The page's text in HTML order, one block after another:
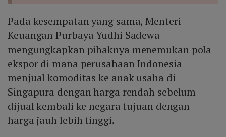
Pada kesempatan yang sama, Menteri
Keuangan Purbaya Yudhi Sadewa
mengungkapkan pihaknya menemukan pola
ekspor di mana perusahaan Indonesia
menjual komoditas ke anak usaha di
Singapura dengan harga rendah sebelum
dijual kembali ke negara tujuan dengan
harga jauh lebih tinggi.